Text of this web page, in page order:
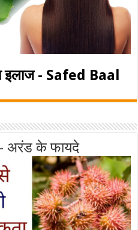
इलाज - Safed Baal
अरंड के फायदे